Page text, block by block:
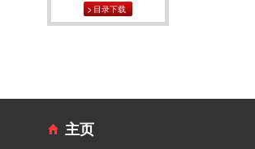
目录下载
主页